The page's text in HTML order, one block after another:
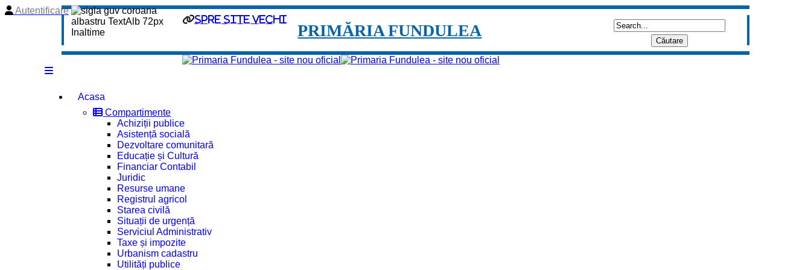
spre site vechi
Autentificare
PRIMĂRIA FUNDULEA
Acasa
Compartimente
Achiziții publice
Asistență socială
Dezvoltare comunitară
Educație și Cultură
Financiar Contabil
Juridic
Resurse umane
Registrul agricol
Starea civilă
Situații de urgență
Serviciul Administrativ
Taxe și impozite
Urbanism cadastru
Utilități publice